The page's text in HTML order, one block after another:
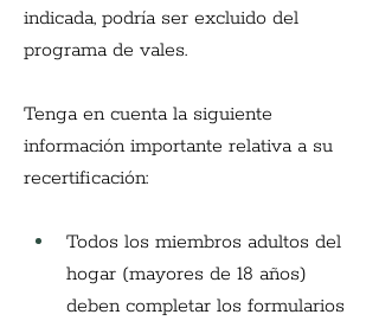
indicada, podría ser excluido del
programa de vales.
Tenga en cuenta la siguiente
información importante relativa a su
recertificación:
Todos los miembros adultos del
hogar (mayores de 18 años)
deben completar los formularios